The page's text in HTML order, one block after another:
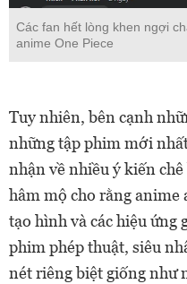
Các fan hết lòng khen ngợi
anime One Piece
Tuy nhiên, bên cạnh
những tập phim mới
nhận về nhiều ý kiến
hâm mộ cho rằng anime
tạo hình và các hiệu ứng
phim phép thuật, siêu
nét riêng biệt giống như